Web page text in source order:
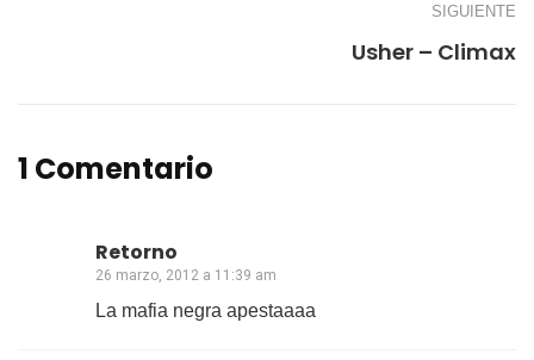
SIGUIENTE
Usher – Climax
1 Comentario
Retorno
26 marzo, 2012 a 11:39 am
La mafia negra apestaaaa